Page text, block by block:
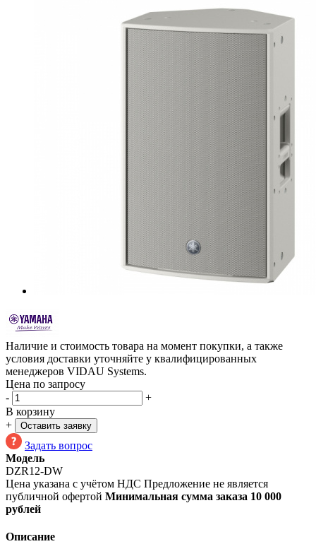
Наличие и стоимость товара на момент покупки, а также
условия доставки уточняйте у квалифицированных
менеджеров VIDAU Systems.
Цена по запросу
-
+
В корзину
+
Оставить заявку
Задать вопрос
Модель
DZR12-DW
Цена указана с учётом НДС Предложение не является
публичной офертой Минимальная сумма заказа 10 000
рублей
Описание